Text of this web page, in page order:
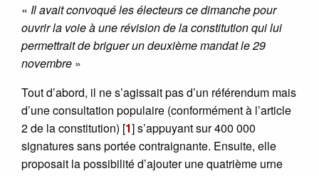
« Il avait convoqué les électeurs ce dimanche pour
ouvrir la voie à une révision de la constitution qui lui
permettrait de briguer un deuxième mandat le 29
novembre »
Tout d’abord, il ne s’agissait pas d’un référendum mais
d’une consultation populaire (conformément à l’article
2 de la constitution) [1]s’appuyant sur 400 000
signatures sans portée contraignante. Ensuite, elle
proposait la possibilité d’ajouter une quatrième urne